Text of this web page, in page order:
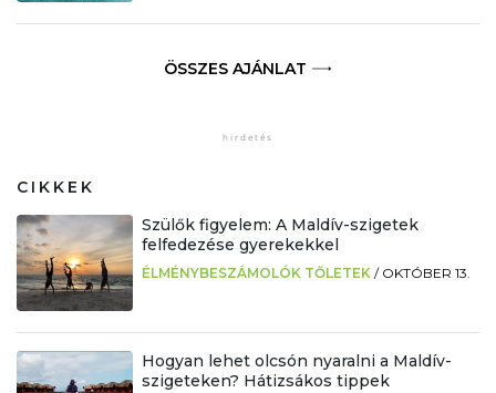
ÖSSZES AJÁNLAT
CIKKEK
Szülők figyelem: A Maldív-szigetek
felfedezése gyerekekkel
ÉLMÉNYBESZÁMOLÓK TŐLETEK / OKTÓBER 13.
Hogyan lehet olcsón nyaralni a Maldív-
szigeteken? Hátizsákos tippek